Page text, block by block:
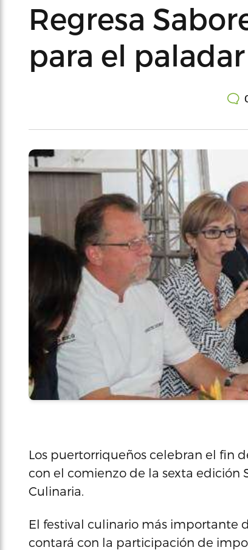
Regresa
para el paladar
Los puertorriqueños celebran el fin
con el comienzo de la sexta edición
Culinaria.
El festival culinario más importante
contará con la participación de